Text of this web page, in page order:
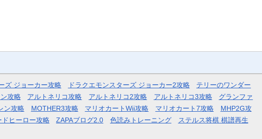
ズ ジョーカー攻略 ドラクエモンスターズ ジョーカー2攻略
テリーのワンダー
攻略 アルトネリコ攻略 アルトネリコ2攻略 アルトネリコ3攻略
グランファ
ン攻略 MOTHER3攻略 マリオカートWii攻略 マリオカート7攻略
MHP2G攻
ドヒーロー攻略 ZAPAブログ2.0 色読みトレーニング
ステルス将棋 棋譜再生